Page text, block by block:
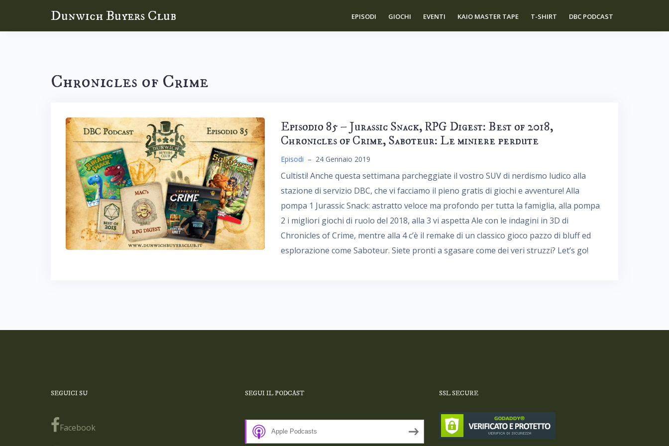
Dunwich Buyers Club EPISODI GIOCHI EVENTI KAIO MASTER TAPE T-SHIRT DBC PODCAST
Chronicles of Crime
Episodio 85 – Jurassic Snack, RPG Digest: Best of 2018,
Chronicles of Crime, Saboteur: Le miniere perdute
Episodi – 24 Gennaio 2019
Cultisti! Anche questa settimana parcheggiate il vostro SUV di nerdismo ludico alla
stazione di servizio DBC, che vi facciamo il pieno gratis di giochi e avventure! Alla
pompa 1 Jurassic Snack: astratto veloce ma profondo per tutta la famiglia, alla pompa
2 i migliori giochi di ruolo del 2018, alla 3 vi aspetta Ale con le indagini in 3D di
Chronicles of Crime, mentre alla 4 c’è il remake di un classico gioco pazzo di bluff ed
esplorazione come Saboteur. Siete pronti a sgasare come dei veri struzzi? Let’s go!
SEGUICI SU
Facebook
SEGUI IL PODCAST
Apple Podcasts
SSL SECURE